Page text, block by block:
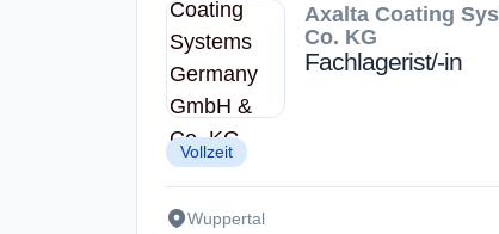
Axalta Coating
Co. KG
Fachlagerist/-in
Vollzeit
Wuppertal